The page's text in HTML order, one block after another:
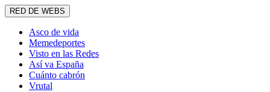
RED DE WEBS
Asco de vida
Memedeportes
Visto en las Redes
Así va España
Cuánto cabrón
Vrutal